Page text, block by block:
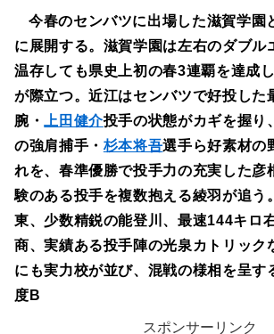
今春のセンバツに出場した滋賀学園
に展開する。滋賀学園は左右のダブル
温存しても県史上初の春3連覇を達成
が際立つ。近江はセンバツで好投した
腕・
上田健介投手の状態がカギを握り
の強肩捕手・ 杉本将吾選手ら好素材の
れを、春準優勝で投手力の充実した彦
験のある投手を複数抱える綾羽が追う
東、少数精鋭の能登川、最速144キロ
商、実績ある投手陣の光泉カトリック
にも実力校が並び、混戦の様相を呈す
度B
スポンサーリンク